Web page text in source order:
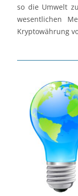
so die Umwelt
wesentlichen
Kryptowährung